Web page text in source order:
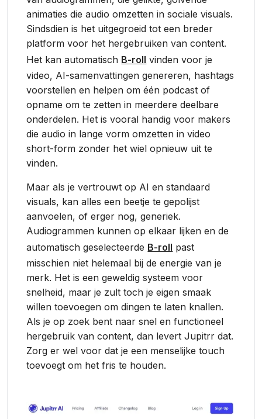
animaties die audio omzetten in sociale visuals.
Sindsdien is het uitgegroeid tot een breder
platform voor het hergebruiken van content.
Het kan automatisch B-roll vinden voor je
video, AI-samenvattingen genereren, hashtags
voorstellen en helpen om één podcast of
opname om te zetten in meerdere deelbare
onderdelen. Het is vooral handig voor makers
die audio in lange vorm omzetten in video
short-form zonder het wiel opnieuw uit te
vinden.
Maar als je vertrouwt op AI en standaard
visuals, kan alles een beetje te gepolijst
aanvoelen, of erger nog, generiek.
Audiogrammen kunnen op elkaar lijken en de
automatisch geselecteerde B-roll past
misschien niet helemaal bij de energie van je
merk. Het is een geweldig systeem voor
snelheid, maar je zult toch je eigen smaak
willen toevoegen om dingen te laten knallen.
Als je op zoek bent naar snel en functioneel
hergebruik van content, dan levert Jupitrr dat.
Zorg er wel voor dat je een menselijke touch
toevoegt om het fris te houden.